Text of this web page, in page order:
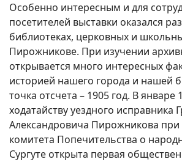
Особенно интересным и для
посетителей выставки оказался
библиотеках, церковных и
Пирожникове. При изучении
открывается много интересных
историей нашего города и нашей
точка отсчета – 1905 год. В январе
ходатайству уездного исправника
Александровича Пирожникова при
комитета Попечительства о
Сургуте открыта первая